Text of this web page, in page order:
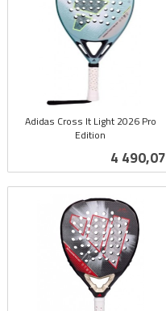
Adidas Cross It Light 2026 Pro
Edition
Pris
4 490,07